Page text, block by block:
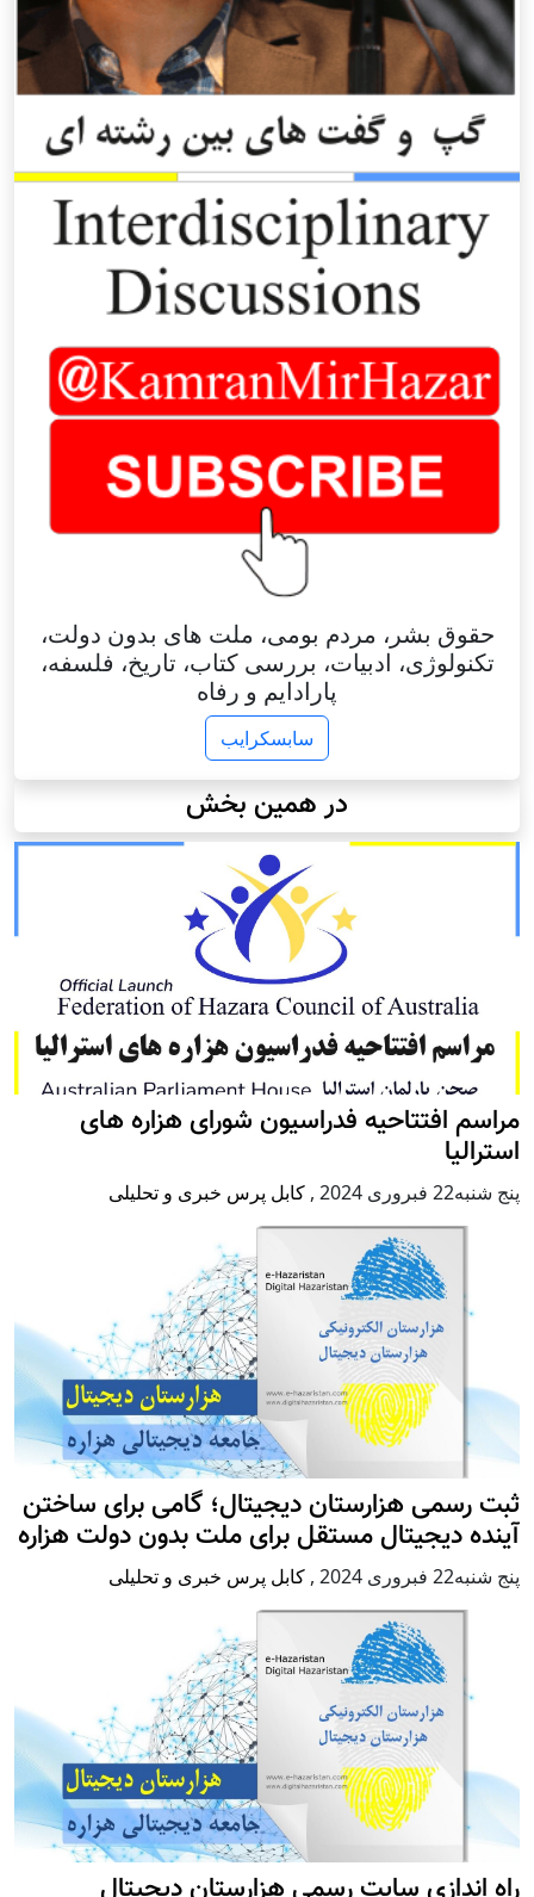
حقوق بشر، مردم بومی، ملت های بدون دولت،
تکنولوژی، ادبیات، بررسی کتاب، تاریخ، فلسفه،
پارادایم و رفاه
سابسکرایب
در همین بخش
مراسم افتتاحیه فدراسیون شورای هزاره های
استرالیا
پنج شنبه22 فبروری 2024 , کابل پرس خبری و تحلیلی
ثبت رسمی هزارستان دیجیتال؛ گامی برای ساختن
آینده دیجیتال مستقل برای ملت بدون دولت هزاره
پنج شنبه22 فبروری 2024 , کابل پرس خبری و تحلیلی